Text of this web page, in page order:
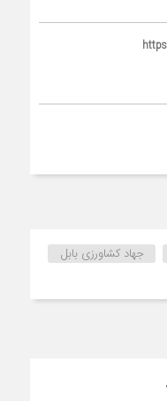
جهاد کشاورزی بابل